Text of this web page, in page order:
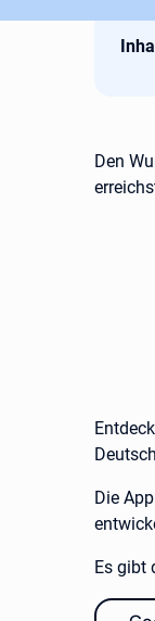
Den
Die
Es gibt